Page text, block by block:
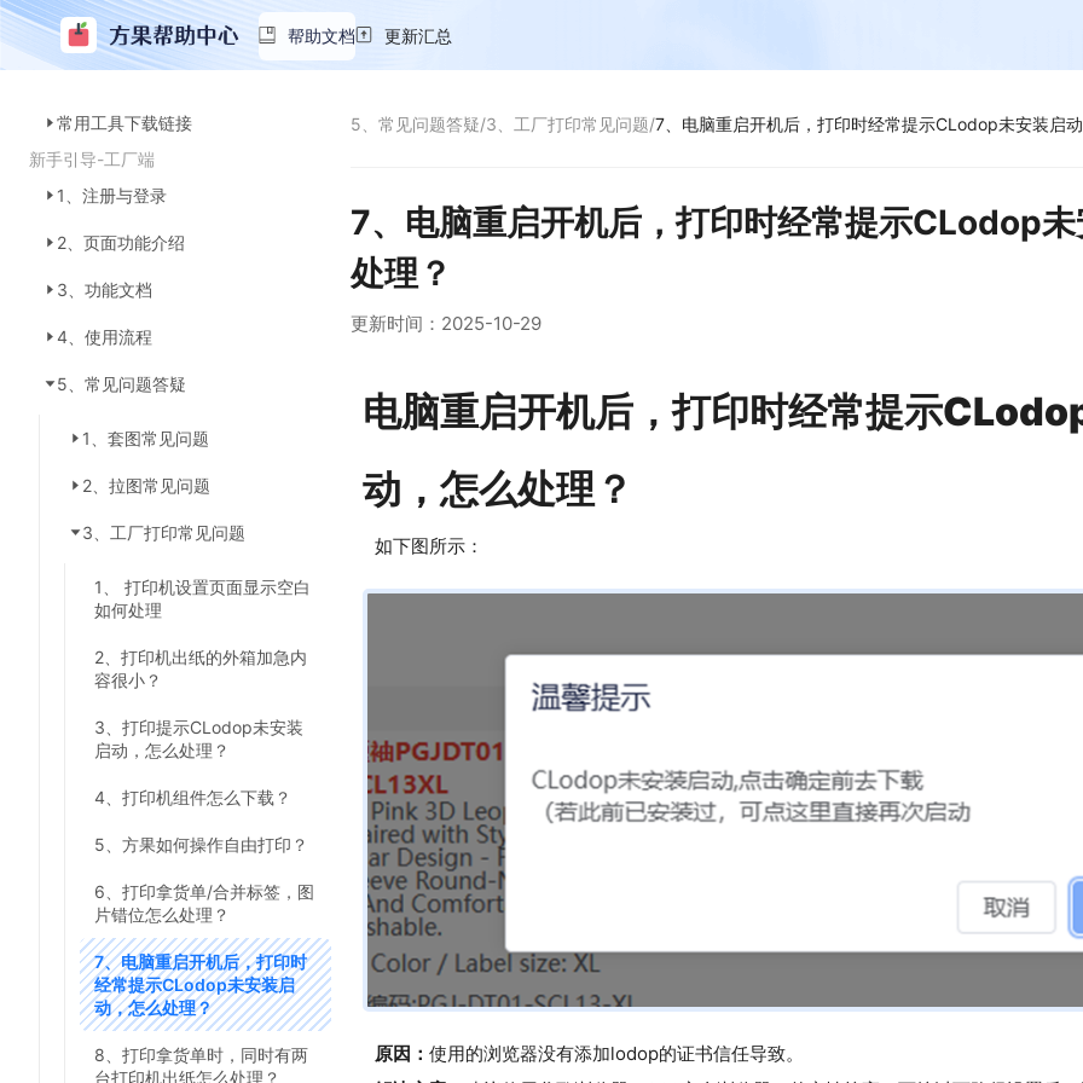
帮助文档 更新汇总
常用工具下载链接
新手引导-工厂端
1、注册与登录
2、页面功能介绍
3、功能文档
4、使用流程
5、常见问题答疑
1、套图常见问题
2、拉图常见问题
3、工厂打印常见问题
1、 打印机设置页面显示空白
如何处理
2、打印机出纸的外箱加急内
容很小？
3、打印提示CLodop未安装
启动，怎么处理？
4、打印机组件怎么下载？
5、方果如何操作自由打印？
6、打印拿货单/合并标签，图
片错位怎么处理？
7、电脑重启开机后，打印时
经常提示CLodop未安装启
动，怎么处理？
8、打印拿货单时，同时有两
台打印机出纸怎么处理？
5、常见问题答疑/3、工厂打印常见问题/7、电脑重启开机后，打印时经常提示CLodop未安装启
7、电脑重启开机后，打印时经常提示CLodop
处理？
更新时间： 2025-10-29
电脑重启开机后，打印时经常提示
动，怎么处理？
如下图所示：
原因： 使用的浏览器没有添加lodop的证书信任导致。